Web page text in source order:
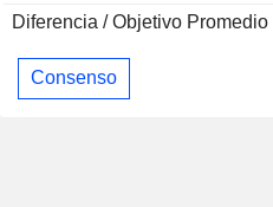
Diferencia / Objetivo Promedio
Consenso